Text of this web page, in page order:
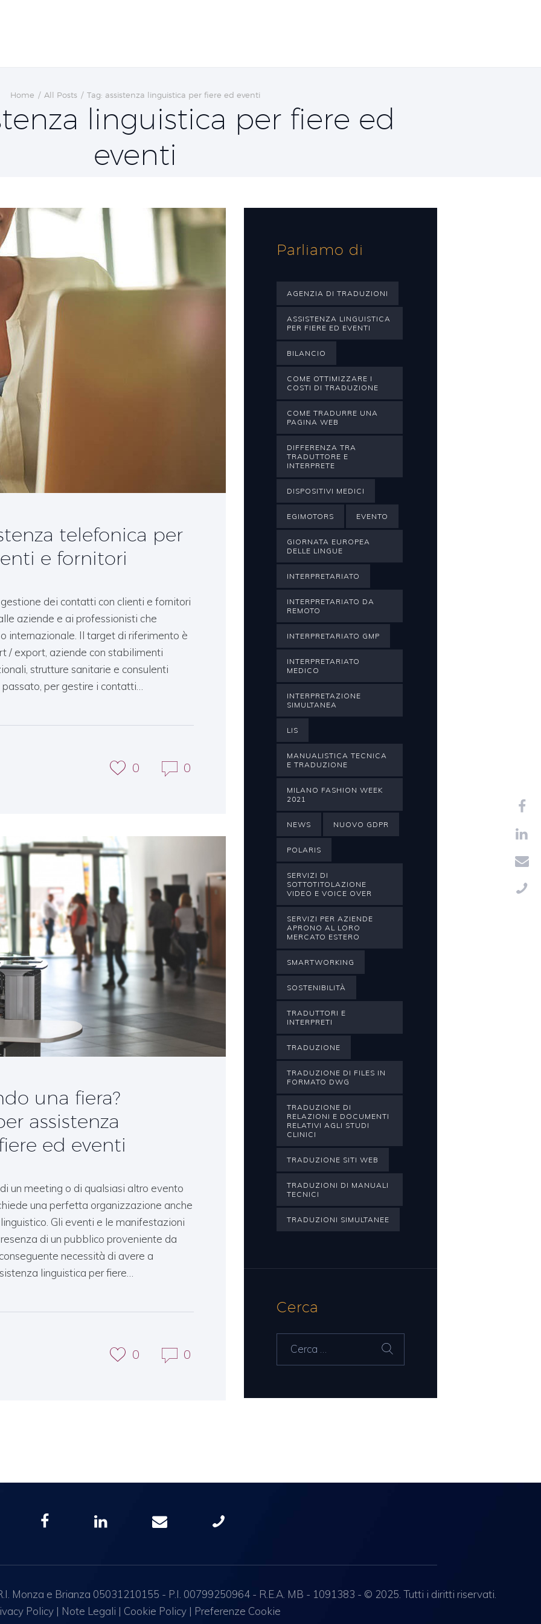
Home All Posts Tag: assistenza linguistica per fiere ed eventi
linguistica per fiere ed
eventi
telefonica per
e fornitori
dei contatti con clienti e fornitori
aziende e ai professionisti che
internazionale. Il target di riferimento è
/ export, aziende con stabilimenti
strutture sanitarie e consulenti
per gestire i contatti…
0 0
una fiera?
assistenza
ed eventi
un meeting o di qualsiasi altro evento
una perfetta organizzazione anche
Gli eventi e le manifestazioni
di un pubblico proveniente da
necessità di avere a
linguistica per fiere…
0 0
Parliamo di
AGENZIA DI TRADUZIONI
ASSISTENZA LINGUISTICA
PER FIERE ED EVENTI
BILANCIO
COME OTTIMIZZARE I
COSTI DI TRADUZIONE
COME TRADURRE UNA
PAGINA WEB
DIFFERENZA TRA
TRADUTTORE E
INTERPRETE
DISPOSITIVI MEDICI
EGIMOTORS EVENTO
GIORNATA EUROPEA
DELLE LINGUE
INTERPRETARIATO
INTERPRETARIATO DA
REMOTO
INTERPRETARIATO GMP
INTERPRETARIATO
MEDICO
INTERPRETAZIONE
SIMULTANEA
LIS
MANUALISTICA TECNICA
E TRADUZIONE
MILANO FASHION WEEK
2021
NEWS NUOVO GDPR
POLARIS
SERVIZI DI
SOTTOTITOLAZIONE
VIDEO E VOICE OVER
SERVIZI PER AZIENDE
APRONO AL LORO
MERCATO ESTERO
SMARTWORKING
SOSTENIBILITÀ
TRADUTTORI E
INTERPRETI
TRADUZIONE
TRADUZIONE DI FILES IN
FORMATO DWG
TRADUZIONE DI
RELAZIONI E DOCUMENTI
RELATIVI AGLI STUDI
CLINICI
TRADUZIONE SITI WEB
TRADUZIONI DI MANUALI
TECNICI
TRADUZIONI SIMULTANEE
Cerca
Monza e Brianza 05031210155 - P.I. 00799250964 - R.E.A. MB - 1091383 - © 2025. Tutti i diritti riservati.
Policy | Note Legali | Cookie Policy | Preferenze Cookie